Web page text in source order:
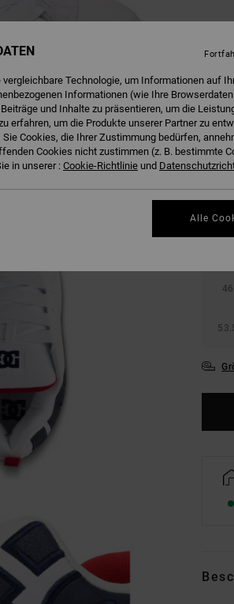
46
Technologie, um Informationen auf
Informationen (wie Ihre
und Inhalte zu präsentieren, um die
erfahren, um die Produkte unserer Partner zu
Cookies, die Ihrer Zustimmung bedürfen,
Cookies nicht zustimmen (z. B. bestimmte
in unserer : Cookie-Richtlinie und
Alle